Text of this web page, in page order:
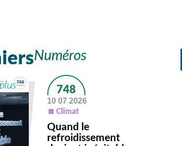
748
10 07 2026
Climat
Quand le
refroidissement